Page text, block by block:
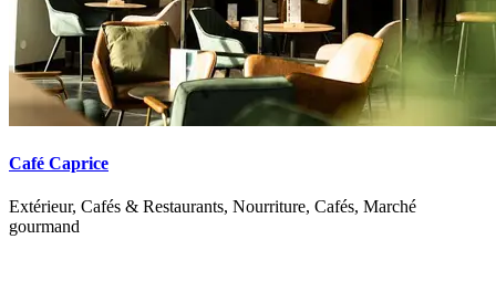
Café Caprice
Extérieur, Cafés & Restaurants, Nourriture, Cafés, Marché
gourmand